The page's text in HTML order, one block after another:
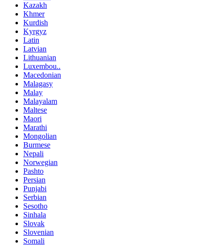
Kazakh
Khmer
Kurdish
Kyrgyz
Latin
Latvian
Lithuanian
Luxembou..
Macedonian
Malagasy
Malay
Malayalam
Maltese
Maori
Marathi
Mongolian
Burmese
Nepali
Norwegian
Pashto
Persian
Punjabi
Serbian
Sesotho
Sinhala
Slovak
Slovenian
Somali